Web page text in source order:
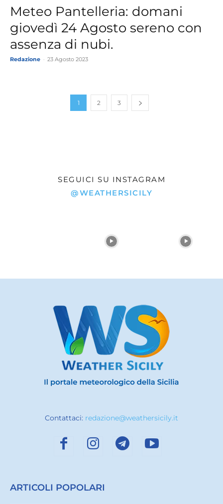
Meteo Pantelleria: domani
giovedì 24 Agosto sereno con
assenza di nubi.
Redazione 23 Agosto 2023
1 2 3
SEGUICI SU INSTAGRAM
@WEATHERSICILY
Contattaci: redazione@weathersicily.it
ARTICOLI POPOLARI